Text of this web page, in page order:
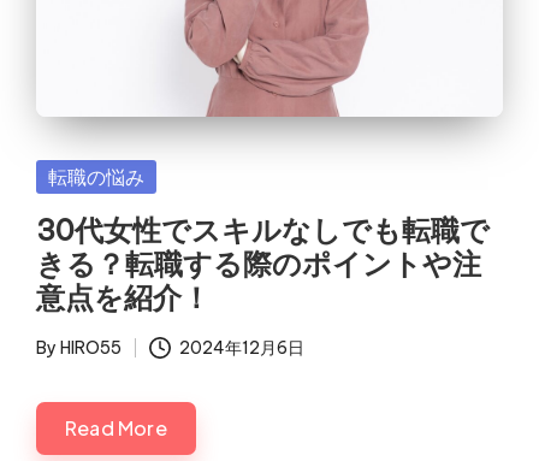
Posted
転職の悩み
30代女性でスキルなしでも転職で
きる？転職する際のポイントや注
意点を紹介！
Posted
By HIRO55 2024年12月6日
Read More